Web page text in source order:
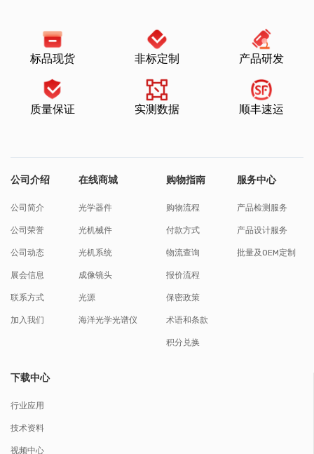
标品现货 非标定制 产品研发
质量保证 实测数据 顺丰速运
公司介绍
公司简介
公司荣誉
公司动态
展会信息
联系方式
加入我们
在线商城
光学器件
光机械件
光机系统
成像镜头
光源
海洋光学光谱仪
购物指南
购物流程
付款方式
物流查询
报价流程
保密政策
术语和条款
积分兑换
服务中心
产品检测服务
产品设计服务
批量及OEM定制
下载中心
行业应用
技术资料
视频中心